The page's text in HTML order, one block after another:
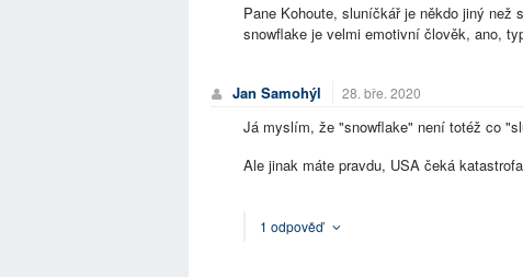
Pane Kohoute, sluníčkář je někdo jiný
snowflake je velmi emotivní člověk, ano,
Jan Samohýl 28. bře. 2020
Já myslím, že "snowflake" není totéž co
Ale jinak máte pravdu, USA čeká
1 odpověď